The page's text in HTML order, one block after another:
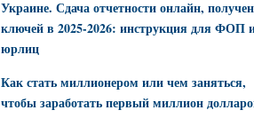
Украине. Сдача отчетности онлайн,
ключей в 2025-2026: инструкция для ФОП
юрлиц
Как стать миллионером или чем заняться,
чтобы заработать первый миллион